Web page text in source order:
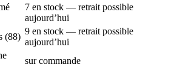
7 en stock — retrait possible
aujourd’hui
(88)
9 en stock — retrait possible
aujourd’hui
sur commande